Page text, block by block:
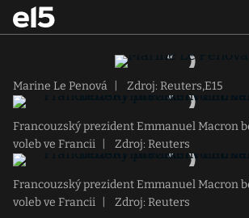
Marine Le Penová Zdroj: Reuters,E15
Francouzský prezident Emmanuel Macron
voleb ve Francii
Zdroj: Reuters
Francouzský prezident Emmanuel Macron
voleb ve Francii
Zdroj: Reuters